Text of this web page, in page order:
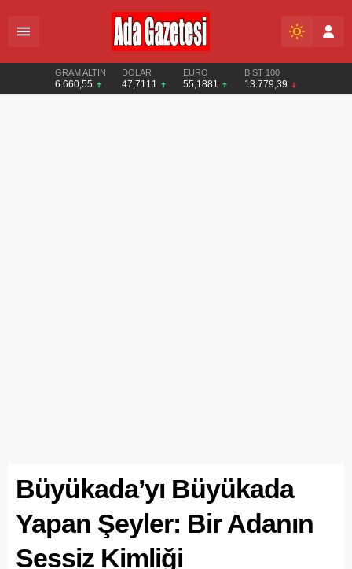
GRAM ALTIN
6.660,55
DOLAR
47,7111
EURO
55,1881
BIST 100
13.779,39
Büyükada’yı Büyükada
Yapan Şeyler: Bir Adanın
Sessiz Kimliği